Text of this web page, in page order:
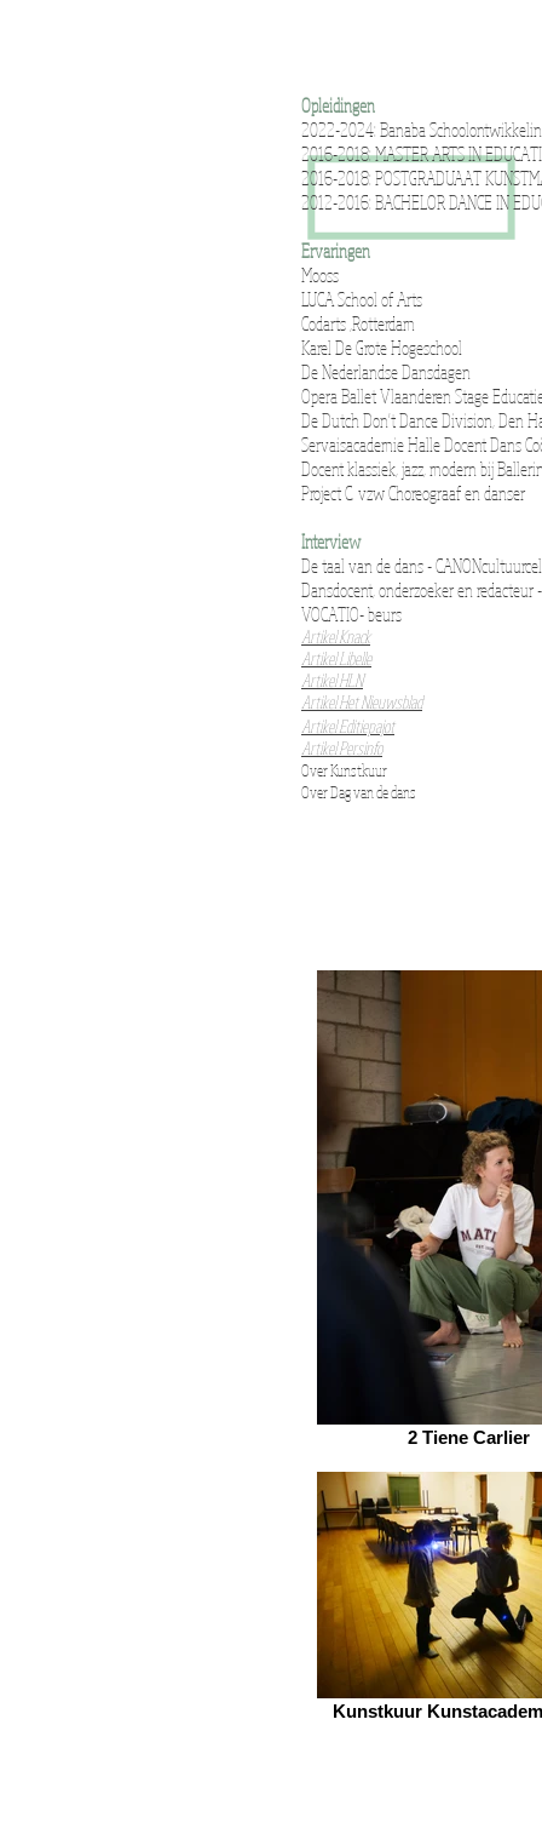
Opleidingen
2022-2024: Banaba
2016-2018: MASTER ARTS IN
2016-2018: POSTGRADUAAT
2012-2016: BACHELOR DANCE IN
Ervaringen
Mooss
LUCA School of Arts
Codarts ,Rotterdam
Karel De Grote Hogeschool
De Nederlandse Dansdagen
Opera Ballet Vlaanderen Stage
De Dutch Don't Dance Division, Den
Servaisacademie Halle Docent Dans
Docent klassiek, jazz, modern bij
Project C. vzw Choreograaf en danser
Interview
De taal van de dans -
Dansdocent, onderzoeker en
VOCATIO- beurs
Artikel Knack
Artikel Libelle
Artikel HLN
Artikel Het Nieuwsblad
Artikel Editiepajot
Artikel Persinfo
Over Kunstkuur
Over Dag van de dans
2 Tiene Carlier
Kunstkuur